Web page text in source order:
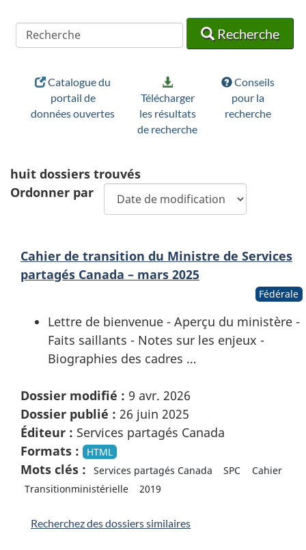
Recherche
Recherche
Recherche
Catalogue du
portail de
données ouvertes
Télécharger
les résultats
de recherche
Conseils
pour la
recherche
huit dossiers trouvés
Ordonner par
Cahier de transition du Ministre de Services
partagés Canada – mars 2025
Fédérale
Lettre de bienvenue - Aperçu du ministère -
Faits saillants - Notes sur les enjeux -
Biographies des cadres …
Dossier modifié : 9 avr. 2026
Dossier publié : 26 juin 2025
Éditeur : Services partagés Canada
Formats :
HTML
Mots clés : Services partagés Canada SPC
Cahier
Transitionministérielle
2019
Recherchez des dossiers similaires